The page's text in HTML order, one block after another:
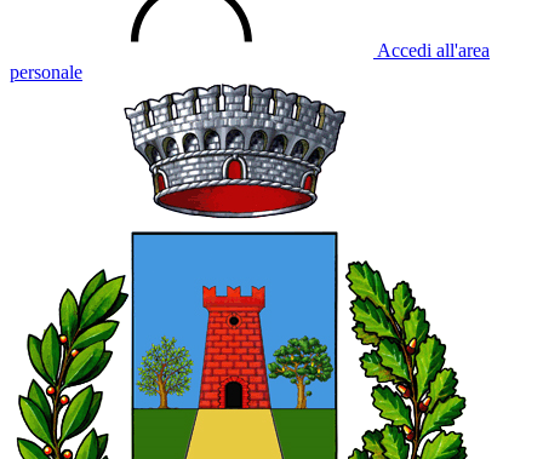
Accedi all'area
personale